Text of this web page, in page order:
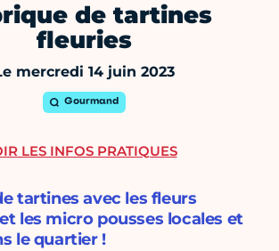
de tartines
fleuries
mercredi 14 juin 2023
Gourmand
tartines avec les fleurs
les micro pousses locales et
le quartier !
LES INFOS PRATIQUES